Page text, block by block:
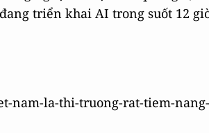
triển khai AI trong suốt 12
nam-la-thi-truong-rat-tiem-